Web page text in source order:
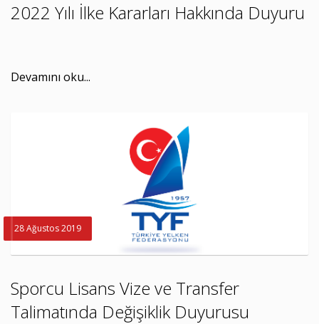
2022 Yılı İlke Kararları Hakkında Duyuru
Devamını oku...
28 Ağustos 2019
Sporcu Lisans Vize ve Transfer
Talimatında Değişiklik Duyurusu